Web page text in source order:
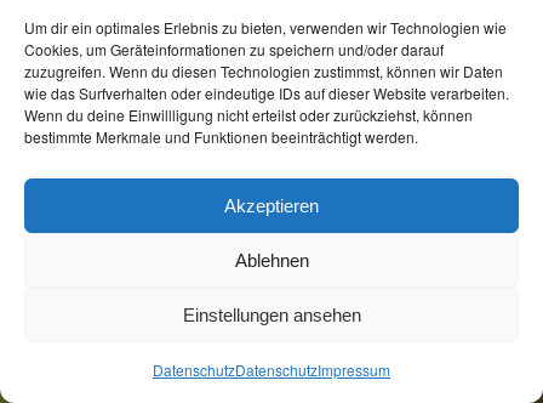
Um dir ein optimales Erlebnis zu bieten, verwenden wir Technologien wie
Cookies, um Geräteinformationen zu speichern und/oder darauf
zuzugreifen. Wenn du diesen Technologien zustimmst, können wir Daten
wie das Surfverhalten oder eindeutige IDs auf dieser Website verarbeiten.
Wenn du deine Einwillligung nicht erteilst oder zurückziehst, können
bestimmte Merkmale und Funktionen beeinträchtigt werden.
Akzeptieren
Ablehnen
Einstellungen ansehen
DatenschutzDatenschutzImpressum
Jetzt Buchen Jetzt Buchen